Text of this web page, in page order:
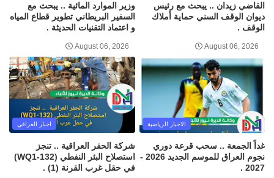
القاضي زيدان .. يبحث مع رئيس
ديوان الوقف السني حماية أملاك
الوقف .
August 06, 2026
وزير الموارد المائية .. يبحث مع
السفير البريطاني تطوير قطاع المياه
و اعتماد التقنيات الحديثة .
August 06, 2026
الاخبار الرياضية
غداً الجمعة .. سحب قرعة دوري
نجوم العراق للموسم الجديد 2026 -
2027 .
اخبار العراقي
شركة الحفر العراقية .. تنجز
استصلاح البئر النفطي (WQ1-132)
في حقل غرب القرنة (1) .